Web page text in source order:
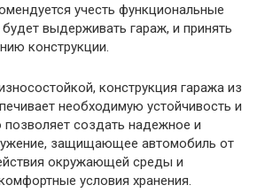
учесть функциональные
выдерживать гараж, и принять
конструкции.
конструкция гаража из
необходимую устойчивость и
позволяет создать надежное и
защищающее автомобиль от
окружающей среды и
условия хранения.